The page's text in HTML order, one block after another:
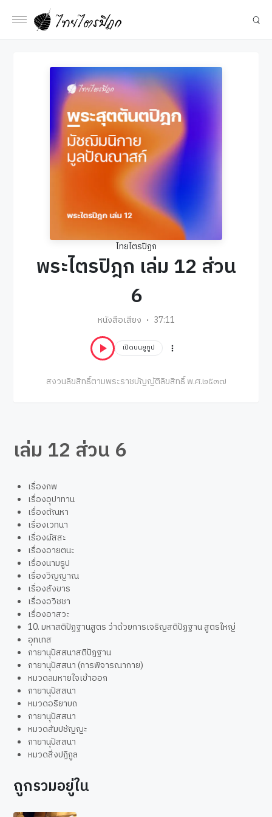
ไทยไตรปิฎก
พระไตรปิฎก เล่ม 12 ส่วน
6
หนังสือเสียง 37:11
เปิดบนยูทูป
สงวนลิขสิทธิ์ตามพระราชบัญญัติลิขสิทธิ์ พ.ศ.๒๕๓๗
เล่ม 12 ส่วน 6
เรื่องภพ
เรื่องอุปาทาน
เรื่องตัณหา
เรื่องเวทนา
เรื่องผัสสะ
เรื่องอายตนะ
เรื่องนามรูป
เรื่องวิญญาณ
เรื่องสังขาร
เรื่องอวิชชา
เรื่องอาสวะ
10. มหาสติปัฏฐานสูตร ว่าด้วยการเจริญสติปัฏฐาน สูตรใหญ่
อุทเทส
กายานุปัสสนาสติปัฏฐาน
กายานุปัสสนา (การพิจารณากาย)
หมวดลมหายใจเข้าออก
กายานุปัสสนา
หมวดอริยาบถ
กายานุปัสสนา
หมวดสัมปชัญญะ
กายานุปัสสนา
หมวดสิ่งปฏิกูล
ถูกรวมอยู่ใน